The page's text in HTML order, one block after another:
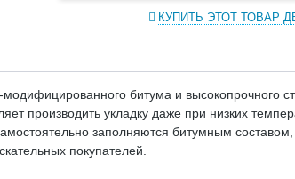
КУПИТЬ ЭТОТ ТОВАР
битума и высокопрочного
производить укладку даже при низких
заполняются битумным
покупателей.